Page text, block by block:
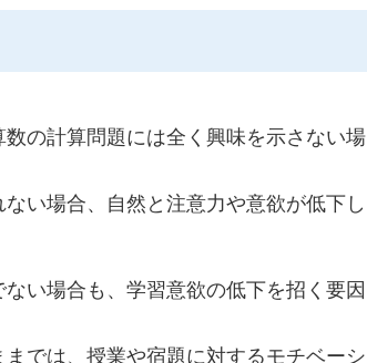
の計算問題には全く興味を示さない場
い場合、自然と注意力や意欲が低下し
い場合も、学習意欲の低下を招く要因
では、授業や宿題に対するモチベーシ